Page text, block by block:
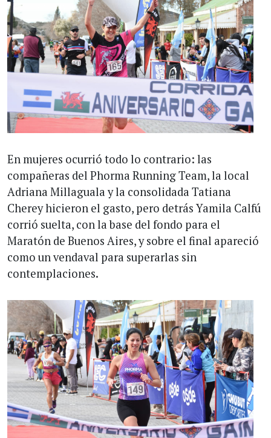
En mujeres ocurrió todo lo contrario: las
compañeras del Phorma Running Team, la local
Adriana Millaguala y la consolidada Tatiana
Cherey hicieron el gasto, pero detrás Yamila Calfú
corrió suelta, con la base del fondo para el
Maratón de Buenos Aires, y sobre el final apareció
como un vendaval para superarlas sin
contemplaciones.